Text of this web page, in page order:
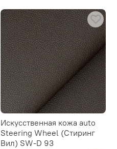
Искусственная кожа auto
Steering Wheel (Стиринг
Вил) SW-D 93